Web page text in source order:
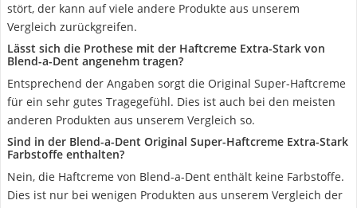
stört, der kann auf viele andere Produkte aus unserem
Vergleich zurückgreifen.
Lässt sich die Prothese mit der Haftcreme Extra-Stark von
Blend-a-Dent angenehm tragen?
Entsprechend der Angaben sorgt die Original Super-Haftcreme
für ein sehr gutes Tragegefühl. Dies ist auch bei den meisten
anderen Produkten aus unserem Vergleich so.
Sind in der Blend-a-Dent Original Super-Haftcreme Extra-Stark
Farbstoffe enthalten?
Nein, die Haftcreme von Blend-a-Dent enthält keine Farbstoffe.
Dies ist nur bei wenigen Produkten aus unserem Vergleich der